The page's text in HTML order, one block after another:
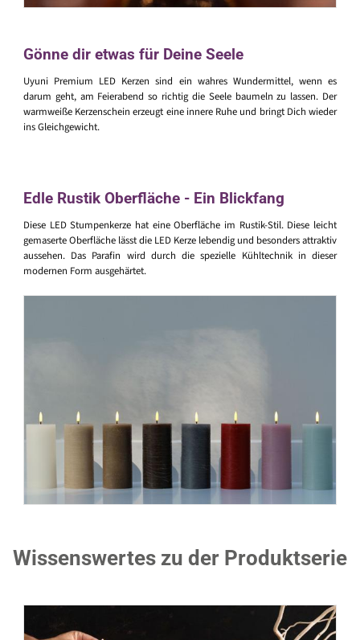
Gönne dir etwas für Deine Seele
Uyuni Premium LED Kerzen sind ein wahres Wundermittel, wenn es
darum geht, am Feierabend so richtig die Seele baumeln zu lassen. Der
warmweiße Kerzenschein erzeugt eine innere Ruhe und bringt Dich wieder
ins Gleichgewicht.
Edle Rustik Oberfläche - Ein Blickfang
Diese LED Stumpenkerze hat eine Oberfläche im Rustik-Stil. Diese leicht
gemaserte Oberfläche lässt die LED Kerze lebendig und besonders attraktiv
aussehen. Das Parafin wird durch die spezielle Kühltechnik in dieser
modernen Form ausgehärtet.
Wissenswertes zu der Produktserie